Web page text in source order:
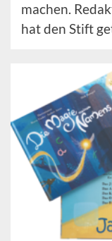
machen.
hat den Stift